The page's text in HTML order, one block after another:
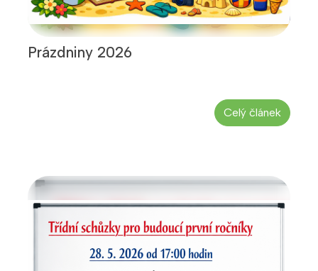
Prázdniny 2026
Celý článek